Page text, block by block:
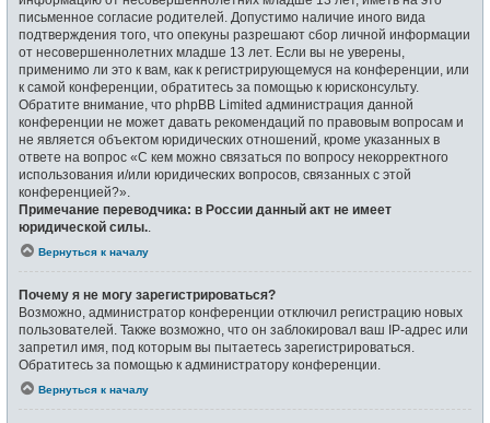
письменное согласие родителей. Допустимо наличие иного вида
подтверждения того, что опекуны разрешают сбор личной информации
от несовершеннолетних младше 13 лет. Если вы не уверены,
применимо ли это к вам, как к регистрирующемуся на конференции, или
к самой конференции, обратитесь за помощью к юрисконсульту.
Обратите внимание, что phpBB Limited администрация данной
конференции не может давать рекомендаций по правовым вопросам и
не является объектом юридических отношений, кроме указанных в
ответе на вопрос «С кем можно связаться по вопросу некорректного
использования и/или юридических вопросов, связанных с этой
конференцией?».
Примечание переводчика: в России данный акт не имеет
юридической силы.
Вернуться к началу
Почему я не могу зарегистрироваться?
Возможно, администратор конференции отключил регистрацию новых
пользователей. Также возможно, что он заблокировал ваш IP-адрес или
запретил имя, под которым вы пытаетесь зарегистрироваться.
Обратитесь за помощью к администратору конференции.
Вернуться к началу